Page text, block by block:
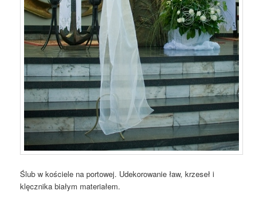
Ślub w kościele na portowej. Udekorowanie ław, krzeseł i
klęcznika białym materiałem.